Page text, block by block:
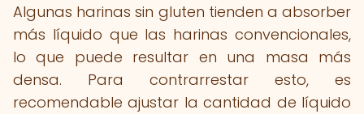
Algunas harinas sin gluten tienden a absorber
más líquido que las harinas convencionales,
lo que puede resultar en una masa más
densa. Para contrarrestar esto, es
recomendable ajustar la cantidad de líquido